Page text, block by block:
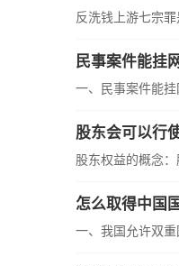
反洗钱上游七宗
民事案件能挂
一、民事案件能
股东会可以行
股东权益的概念
怎么取得中国
一、我国允许双